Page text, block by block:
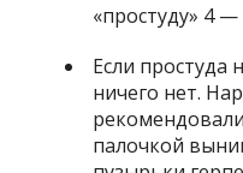
«простуду» 4
Если простуда
ничего нет.
палочкой